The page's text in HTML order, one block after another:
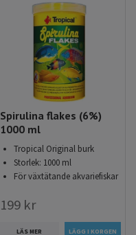
Spirulina flakes (6%)
1000 ml
Tropical Original burk
Storlek: 1000 ml
För växtätande akvariefiskar
199 kr
LÄS MER